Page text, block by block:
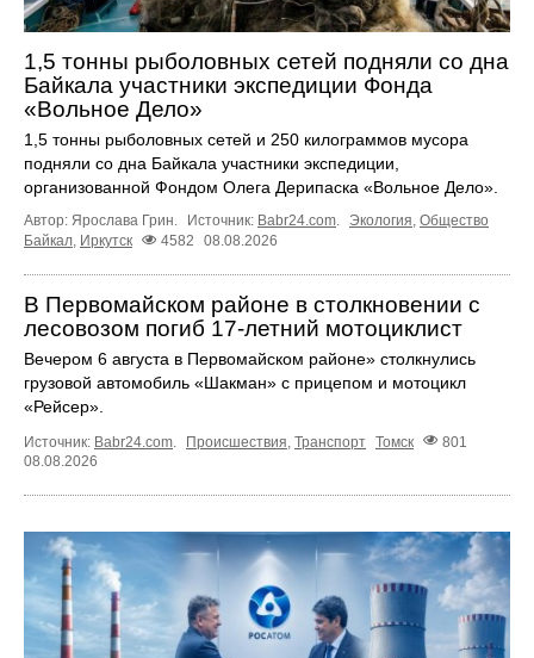
1,5 тонны рыболовных сетей подняли со дна
Байкала участники экспедиции Фонда
«Вольное Дело»
1,5 тонны рыболовных сетей и 250 килограммов мусора
подняли со дна Байкала участники экспедиции,
организованной Фондом Олега Дерипаска «Вольное Дело».
Автор: Ярослава Грин. Источник: Babr24.com. Экология, Общество
Байкал, Иркутск 4582 08.08.2026
В Первомайском районе в столкновении с
лесовозом погиб 17-летний мотоциклист
Вечером 6 августа в Первомайском районе» столкнулись
грузовой автомобиль «Шакман» с прицепом и мотоцикл
«Рейсер».
Источник: Babr24.com Происшествия Транспорт Томск
801
08.08.2026